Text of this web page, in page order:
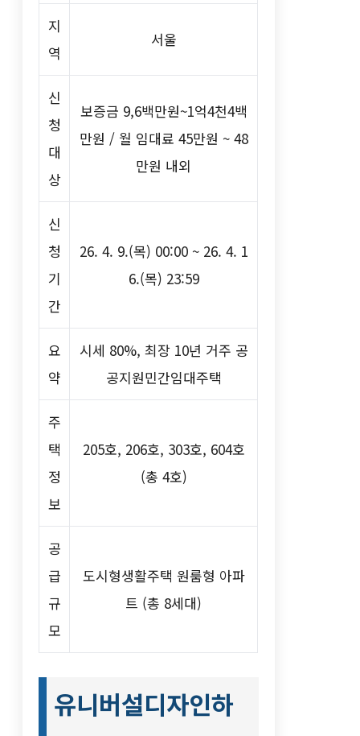
지
역
서울
신
청
대
상
보증금 9,6백만원~1억4천4백
만원 / 월 임대료 45만원 ~ 48
만원 내외
신
청
기
간
26. 4. 9.(목) 00:00 ~ 26. 4. 1
6.(목) 23:59
요
약
시세 80%, 최장 10년 거주 공
공지원민간임대주택
주
택
정
보
205호, 206호, 303호, 604호
(총 4호)
공
급
규
모
도시형생활주택 원룸형 아파
트 (총 8세대)
유니버설디자인하